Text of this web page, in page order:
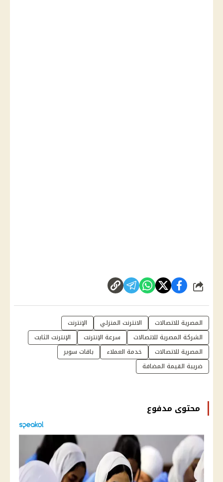
شارك
المصرية للاتصالات الانترنت المنزلي
الإنترنت
الشركة المصرية للاتصالات
سرعة الإنترنت
الإنترنت الثابت
المصرية للاتصاﻻت
خدمة العملاء
باقات سوبر
ضريبة القيمة المضافة
محتوى مدفوع